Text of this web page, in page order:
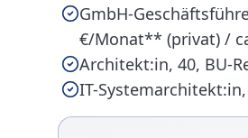
GmbH-
€/Monat** (privat) /
Architekt:in, 40, BU-
IT-